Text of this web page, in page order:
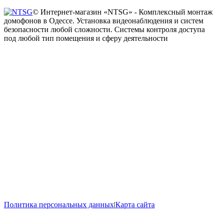
© Интернет-магазин «NTSG» - Комплексный монтаж
домофонов в Одессе. Установка видеонаблюдения и систем
безопасности любой сложности. Системы контроля доступа
под любой тип помещения и сферу деятельности
Политика персональных данных|Карта сайта